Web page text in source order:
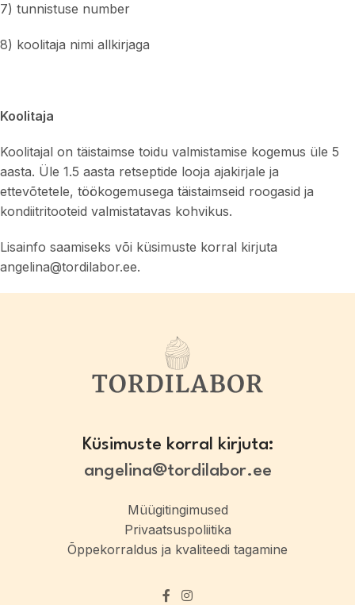
7) tunnistuse number
8) koolitaja nimi allkirjaga
Koolitaja
Koolitajal on täistaimse toidu valmistamise kogemus üle 5
aasta. Üle 1.5 aasta retseptide looja ajakirjale ja
ettevõtetele, töökogemusega täistaimseid roogasid ja
kondiitritooteid valmistatavas kohvikus.
Lisainfo saamiseks või küsimuste korral kirjuta
angelina@tordilabor.ee.
Küsimuste korral kirjuta:
angelina@tordilabor.ee
Müügitingimused
Privaatsuspoliitika
Õppekorraldus ja kvaliteedi tagamine